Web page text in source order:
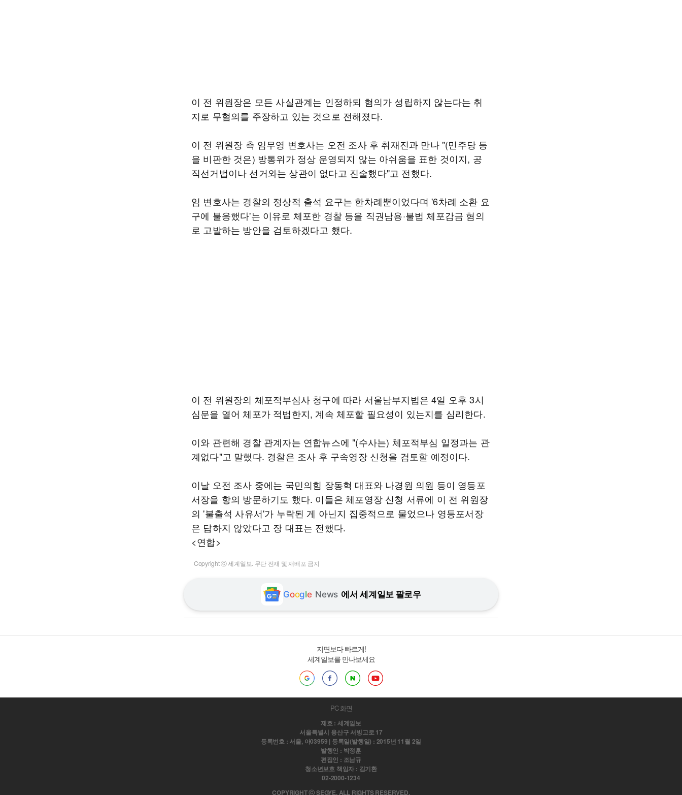
이 전 위원장은 모든 사실관계는 인정하되 혐의가 성립하지 않는다는 취
지로 무혐의를 주장하고 있는 것으로 전해졌다.
이 전 위원장 측 임무영 변호사는 오전 조사 후 취재진과 만나 "(민주당 등
을 비판한 것은) 방통위가 정상 운영되지 않는 아쉬움을 표한 것이지, 공
직선거법이나 선거와는 상관이 없다고 진술했다"고 전했다.
임 변호사는 경찰의 정상적 출석 요구는 한차례뿐이었다며 '6차례 소환 요
구에 불응했다'는 이유로 체포한 경찰 등을 직권남용·불법 체포감금 혐의
로 고발하는 방안을 검토하겠다고 했다.
이 전 위원장의 체포적부심사 청구에 따라 서울남부지법은 4일 오후 3시
심문을 열어 체포가 적법한지, 계속 체포할 필요성이 있는지를 심리한다.
이와 관련해 경찰 관계자는 연합뉴스에 "(수사는) 체포적부심 일정과는 관
계없다"고 말했다. 경찰은 조사 후 구속영장 신청을 검토할 예정이다.
이날 오전 조사 중에는 국민의힘 장동혁 대표와 나경원 의원 등이 영등포
서장을 항의 방문하기도 했다. 이들은 체포영장 신청 서류에 이 전 위원장
의 '불출석 사유서'가 누락된 게 아닌지 집중적으로 물었으나 영등포서장
은 답하지 않았다고 장 대표는 전했다.
<연합>
Copyright ⓒ 세계일보. 무단 전재 및 재배포 금지
Google News 에서 세계일보 팔로우
지면보다 빠르게!
세계일보를 만나보세요
PC 화면
제호 : 세계일보
서울특별시 용산구 서빙고로 17
등록번호 : 서울, 아03959 | 등록일(발행일) : 2015년 11월 2일
발행인 : 박정훈
편집인 : 조남규
청소년보호 책임자 : 김기환
02-2000-1234
COPYRIGHT ⓒ SEGYE. ALL RIGHTS RESERVED.